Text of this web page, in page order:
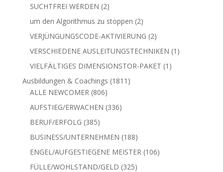
SUCHTFREI WERDEN 22
Produkte
um den Algorithmus zu stoppen 22
Produkte
VERJÜNGUNGSCODE-AKTIVIERUNG 22
Produkte
VERSCHIEDENE AUSLEITUNGSTECHNIKEN 1 1
VIELFÄLTIGES DIMENSIONSTOR-PAKET 1 1
Ausbildungen & Coachings 1811 1811
ALLE NEWCOMER 806806
Produkte
AUFSTIEG/ERWACHEN 336336
BERUF/ERFOLG 385385
Produkte
BUSINESS/UNTERNEHMEN 188188
Produkte
ENGEL/AUFGESTIEGENE MEISTER 106106
FÜLLE/WOHLSTAND/GELD 325325